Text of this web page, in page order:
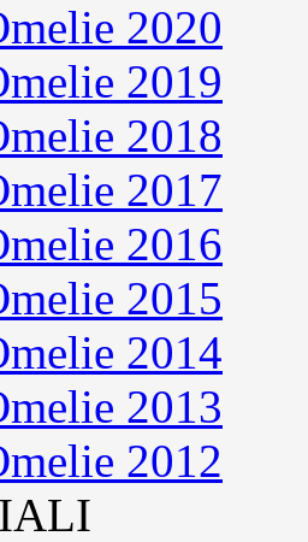
2020
2019
2018
2017
2016
2015
2014
2013
2012